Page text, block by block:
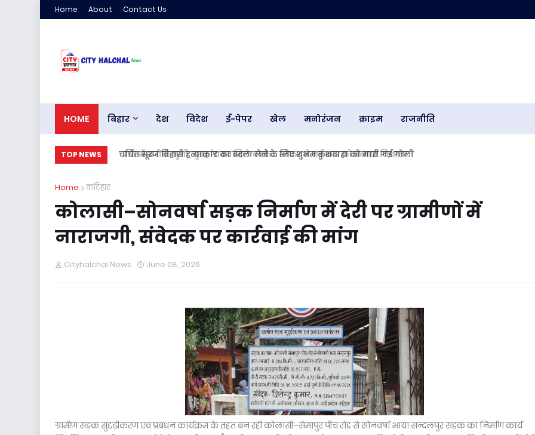
Home About Contact Us
HOME बिहार देश विदेश ई-पेपर खेल मनोरंजन क्राइम राजनीति
TOP NEWS रात में खरीदी खुशी, सुबह गायब मिले चक्के... स्मेकर ने नई कार को बनाया निशाना
Home कटिहार
कोलासी–सोनवर्षा सड़क निर्माण में देरी पर ग्रामीणों में
नाराजगी, संवेदक पर कार्रवाई की मांग
Cityhalchal News June 08, 2026
ग्रामीण सड़क सुदृढ़ीकरण एवं प्रबंधन कार्यक्रम के तहत बन रही कोलासी–सेमापुर पीच रोड से सोनवर्षा भाया सन्दलपुर सड़क का निर्माण कार्य